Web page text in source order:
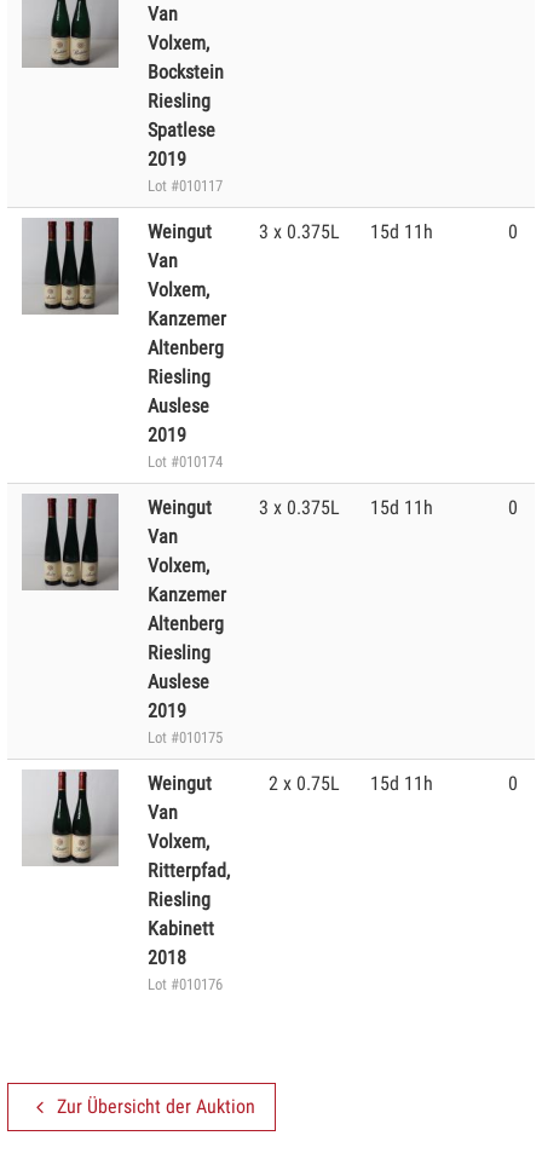
Van
Volxem,
Bockstein
Riesling
Spatlese
2019
Lot #010117
Weingut
Van
Volxem,
Kanzemer
Altenberg
Riesling
Auslese
2019
Lot #010174
3 x 0.375L 15d 11h 0
Weingut
Van
Volxem,
Kanzemer
Altenberg
Riesling
Auslese
2019
Lot #010175
3 x 0.375L 15d 11h 0
Weingut
Van
Volxem,
Ritterpfad,
Riesling
Kabinett
2018
Lot #010176
2 x 0.75L 15d 11h 0
Zur Übersicht der Auktion